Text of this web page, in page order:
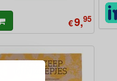
€9,95